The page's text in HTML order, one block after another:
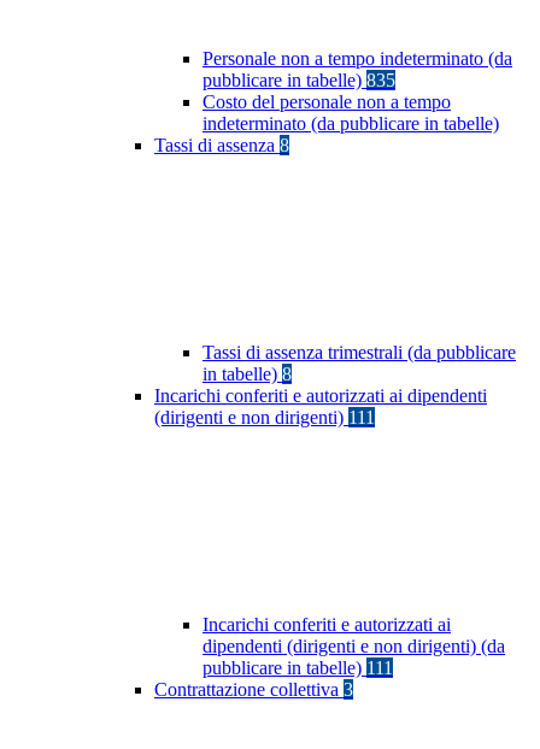
Personale non a tempo indeterminato (da
pubblicare in tabelle) 835
Costo del personale non a tempo
indeterminato (da pubblicare in tabelle)
Tassi di assenza 8
Tassi di assenza trimestrali (da pubblicare
in tabelle) 8
Incarichi conferiti e autorizzati ai dipendenti
(dirigenti e non dirigenti) 111
Incarichi conferiti e autorizzati ai
dipendenti (dirigenti e non dirigenti) (da
pubblicare in tabelle) 111
Contrattazione collettiva 3